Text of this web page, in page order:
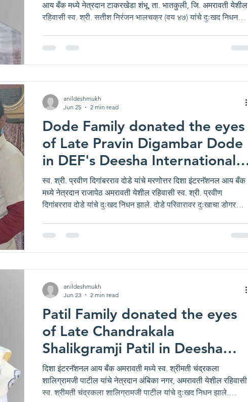
आय बँक मध्ये नेत्रदान टाकरखेडा शंभू, ता. भातकुली, जि. अमरावती येशील
रहिवासी स्व. श्री. सतीश निरंजन भालचक्र (वय ४७) यांचे दुःखद निधन
भालचक्र यांचे नेत्रदान करण्याचा निर्णय घेतला. दिशा ग्रुप व दिशा
एज्युकेशन फाऊंडेशन द्वारा संचालित दिशा इंटरनॅशनल आय बँक या धर्मदाय
Dode Family donated the eyes
of Late Pravin Digambar Dode
in DEF's Deesha International
Eye Bank, Amravati
स्व. श्री. प्रवीण दिगांबरराव दोडे यांचे मरणोत्तर दिशा इंटरनॅशनल आय बँक
मध्ये नेत्रदान राजापेठ अमरावती येशील रहिवासी स्व. श्री. प्रवीण
दिगांबरराव दोडे यांचे दुःखद निधन झाले. दोडे परिवारावर दुःखाचा डोगर
घेतला. दिशा ग्रुप व दिशा एज्युकेशन फाऊंडेशन द्वारा संचालित दिशा
इंटरनॅशनल आय बँक या धर्मदाय नेत्रपेढीचे सचिव श्री स्वप्निल अरुण
anildeshmukh
Jun 25
2 min read
Patil Family donated the eyes
of Late Chandrakala
Shalikgramji Patil in Deesha
International Eye Bank,
Amravati
दिशा इंटरनॅशनल आय बँक अमरावती मध्ये स्व. श्रीमती चंद्रकला
शालिग्रामजी पाटील यांचे नेत्रदान अंबिका नगर, अमरावती येशील रहिवासी
स्व. श्रीमती चंद्रकला शालिग्रामजी पाटील यांचे दुःखद निधन झाले.
anildeshmukh
Jun 23
2 min read